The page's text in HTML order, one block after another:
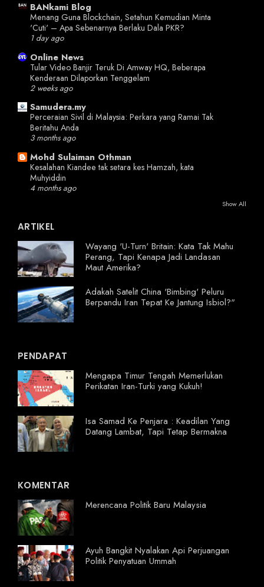
BANkami Blog
Menang Guna Blockchain, Setahun Kemudian Minta
'Cuti' – Apa Sebenarnya Berlaku Dala PKR?
1 day ago
Online News
Tular Video Banjir Teruk Di Amway HQ, Beberapa
Kenderaan Dilaporkan Tenggelam
2 weeks ago
Samudera.my
Perceraian Sivil di Malaysia: Perkara yang Ramai Tak
Beritahu Anda
3 months ago
Mohd Sulaiman Othman
Kesalahan Kiandee tak setara kes Hamzah, kata
Muhyiddin
4 months ago
Show All
ARTIKEL
Wayang 'U-Turn' Britain: Kata Tak Mahu
Perang, Tapi Kenapa Jadi Landasan
Maut Amerika?
Adakah Satelit China 'Bimbing' Peluru
Berpandu Iran Tepat Ke Jantung Isbiol?"
PENDAPAT
Mengapa Timur Tengah Memerlukan
Perikatan Iran-Turki yang Kukuh!
Isa Samad Ke Penjara : Keadilan Yang
Datang Lambat, Tapi Tetap Bermakna
KOMENTAR
Merencana Politik Baru Malaysia
Ayuh Bangkit Nyalakan Api Perjuangan
Politik Penyatuan Ummah